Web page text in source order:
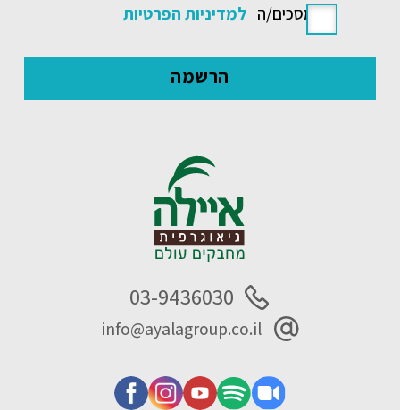
אני מסכים/ה למדיניות הפרטיות
03-9436030
info@ayalagroup.co.il